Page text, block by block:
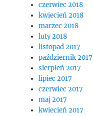
czerwiec 2018
kwiecień 2018
marzec 2018
luty 2018
listopad 2017
październik 2017
sierpień 2017
lipiec 2017
czerwiec 2017
maj 2017
kwiecień 2017